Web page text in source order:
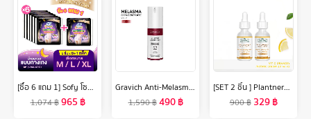
[ซื้อ 6 แถม 1] Sofy โซฟี หลับสนิทตลอดคืน ผ้าอนามัย แบบกางเกง ไซส์ M-XL จำนวน 5 ชิ้น Sofy Night Pants Size M-XL 5 pcs Buy 6 get 1
1,074฿965 ฿
Gravich Anti-Melasma Concentrate Serum 30 ml
1,590฿490฿
[SET 2 ชิ้น ] Plantnery Vit C Orange & Lemon Bright Complex Intense Serum 30 ml
900฿ 329฿